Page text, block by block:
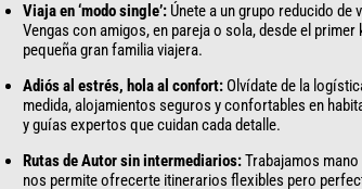
Viaja en ‘modo single’: Únete a un grupo reducido de
Vengas con amigos, en pareja o sola, desde el
pequeña gran familia viajera.
Adiós al estrés, hola al confort: Olvídate de la
medida, alojamientos seguros y confortables en
y guías expertos que cuidan cada detalle.
Rutas de Autor sin intermediarios:Trabajamos
nos permite ofrecerte itinerarios flexibles pero